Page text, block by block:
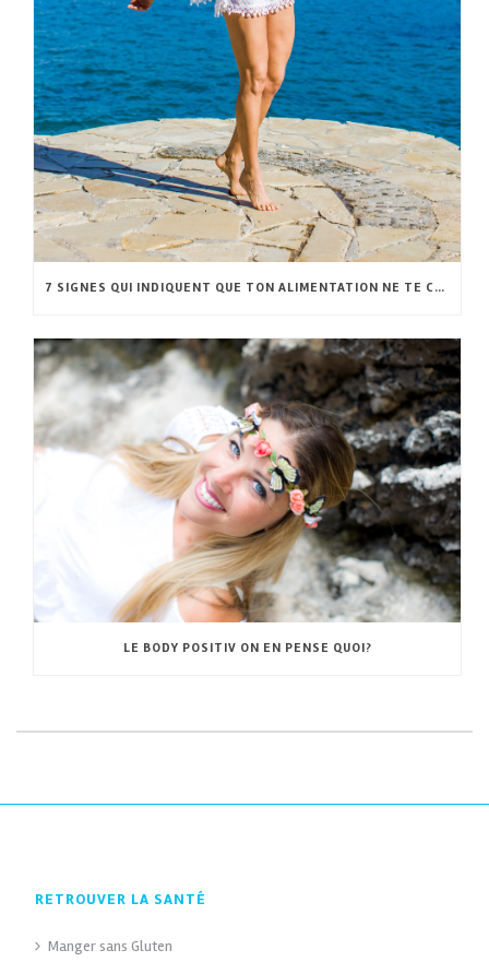
7 SIGNES QUI INDIQUENT QUE TON ALIMENTATION NE TE CONVIENT PAS
LE BODY POSITIV ON EN PENSE QUOI?
RETROUVER LA SANTÉ
Manger sans Gluten